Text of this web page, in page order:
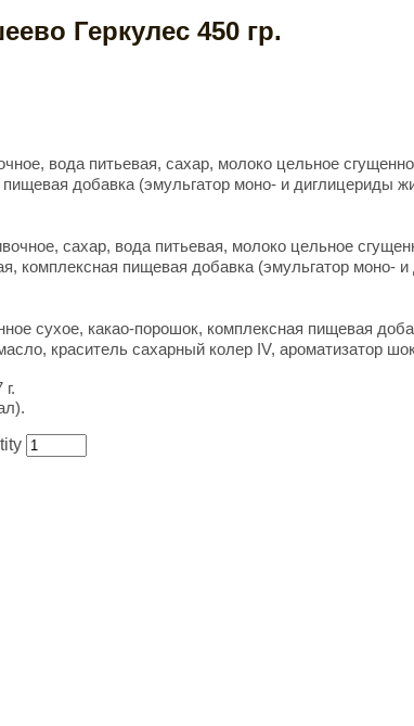
Геркулес 450 гр.
вода питьевая, сахар, молоко цельное
добавка (эмульгатор моно- и диглицериды
сахар, вода питьевая, молоко цельное
комплексная пищевая добавка (эмульгатор моно-
сухое, какао-порошок, комплексная пищевая
краситель сахарный колер IV, ароматизатор